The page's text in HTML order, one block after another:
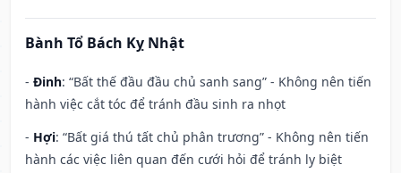
Bành Tổ Bách Kỵ Nhật
- Đinh: “Bất thế đầu đầu chủ sanh sang” - Không nên tiến
hành việc cắt tóc để tránh đầu sinh ra nhọt
- Hợi: “Bất giá thú tất chủ phân trương” - Không nên tiến
hành các việc liên quan đến cưới hỏi để tránh ly biệt